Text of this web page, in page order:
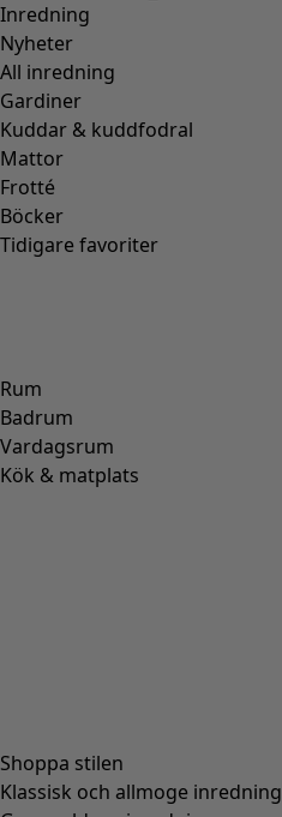
Inredning
Nyheter
All inredning
Gardiner
Kuddar & kuddfodral
Mattor
Frotté
Böcker
Tidigare favoriter
Rum
Badrum
Vardagsrum
Kök & matplats
Shoppa stilen
Klassisk och allmoge inredning